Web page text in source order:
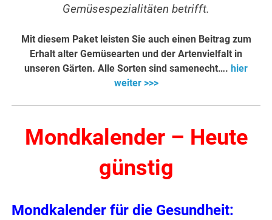
Gemüsespezialitäten betrifft.
Mit diesem Paket leisten Sie auch einen Beitrag zum
Erhalt alter Gemüsearten und der Artenvielfalt in
unseren Gärten. Alle Sorten sind samenecht…. hier
weiter >>>
Mondkalender – Heute
günstig
Mondkalender für die Gesundheit: